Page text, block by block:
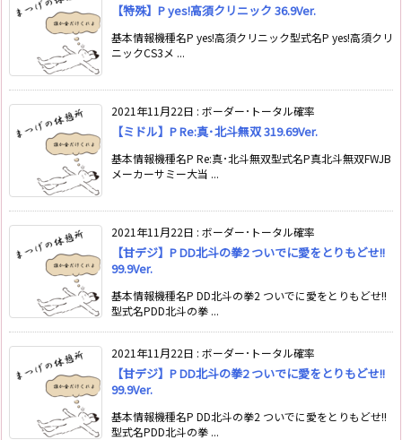
【特殊】P yes!高須クリニック 36.9Ver.
基本情報機種名P yes!高須クリニック型式名P yes!高須クリ
ニックCS3メ ...
2021年11月22日 : ボーダー･トータル確率
【ミドル】P Re:真･北斗無双 319.69Ver.
基本情報機種名P Re:真･北斗無双型式名P真北斗無双FWJB
メーカーサミー大当 ...
2021年11月22日 : ボーダー･トータル確率
【甘デジ】P DD北斗の拳2 ついでに愛をとりもどせ!!
99.9Ver.
基本情報機種名P DD北斗の拳2 ついでに愛をとりもどせ!!
型式名PDD北斗の拳 ...
2021年11月22日 : ボーダー･トータル確率
【甘デジ】P DD北斗の拳2 ついでに愛をとりもどせ!!
99.9Ver.
基本情報機種名P DD北斗の拳2 ついでに愛をとりもどせ!!
型式名PDD北斗の拳 ...